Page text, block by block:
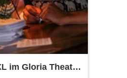
im Gloria Theater